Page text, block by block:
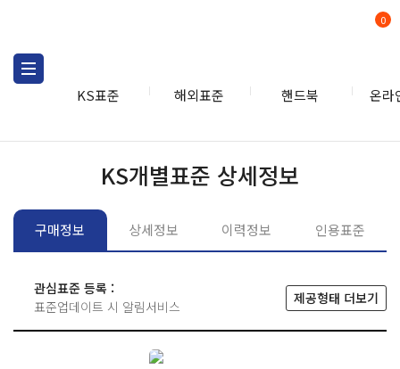
KS표준 해외표준 핸드북 온라
0
KS개별표준 상세정보
구매정보 상세정보 이력정보 인용표준
관심표준 등록 :
표준업데이트 시 알림서비스
제공형태 더보기